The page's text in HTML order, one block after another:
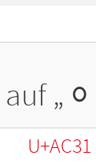
„ ᆼ
U+AC31